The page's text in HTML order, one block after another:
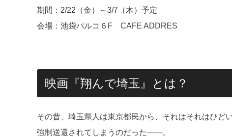
期間：2/22（金）～3/7（木）予定
会場：池袋パルコ６F CAFE ADDRES
映画『翔んで埼玉』とは？
その昔、埼玉県人は東京都民から、それはそれはひど
強制送還されてしまうのだった――。